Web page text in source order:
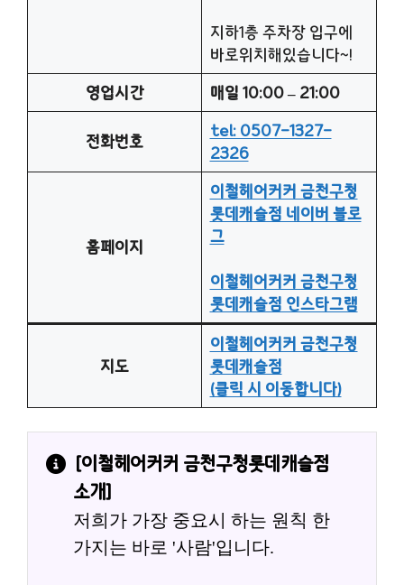
지하1층 주차장 입구에
바로위치해있습니다~!
영업시간
매일 10:00 – 21:00
전화번호
tel: 0507-1327-
2326
홈페이지
이철헤어커커 금천구청
롯데캐슬점 네이버 블로
그
이철헤어커커 금천구청
롯데캐슬점 인스타그램
지도
이철헤어커커 금천구청
롯데캐슬점
(클릭 시 이동합니다)
[이철헤어커커 금천구청롯데캐슬점
소개]
저희가 가장 중요시 하는 원칙 한
가지는 바로 '사람'입니다.